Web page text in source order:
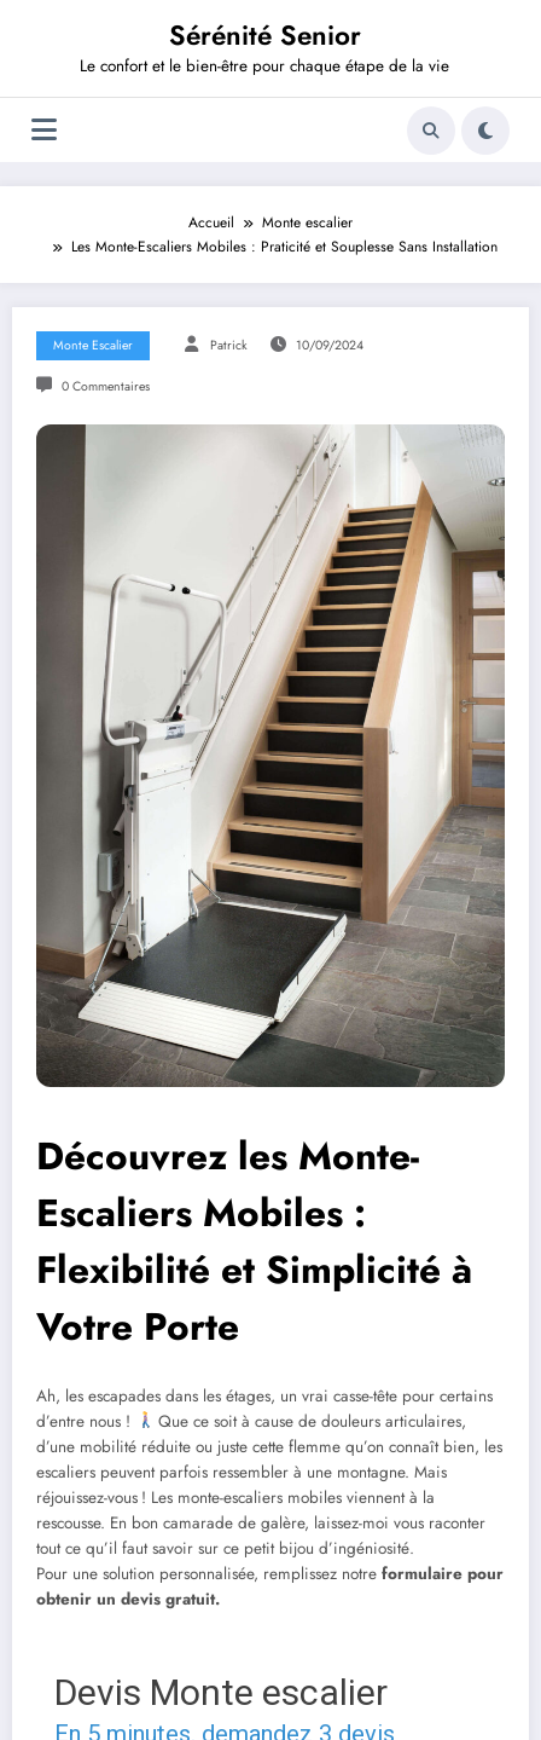
Sérénité Senior
Le confort et le bien-être pour chaque étape de la vie
Accueil
Monte escalier
Les Monte-Escaliers Mobiles : Praticité et Souplesse Sans Installation
Monte Escalier Patrick 10/09/2024
0 Commentaires
Découvrez les Monte-
Escaliers Mobiles :
Flexibilité et Simplicité à
Votre Porte
Ah, les escapades dans les étages, un vrai casse-tête pour certains
d’entre nous !
Que ce soit à cause de douleurs articulaires,
d’une mobilité réduite ou juste cette flemme qu’on connaît bien, les
escaliers peuvent parfois ressembler à une montagne. Mais
réjouissez-vous ! Les monte-escaliers mobiles viennent à la
rescousse. En bon camarade de galère, laissez-moi vous raconter
tout ce qu’il faut savoir sur ce petit bijou d’ingéniosité.
Pour une solution personnalisée, remplissez notre formulaire pour
obtenir un devis gratuit.
Devis Monte escalier
En 5 minutes, demandez 3 devis